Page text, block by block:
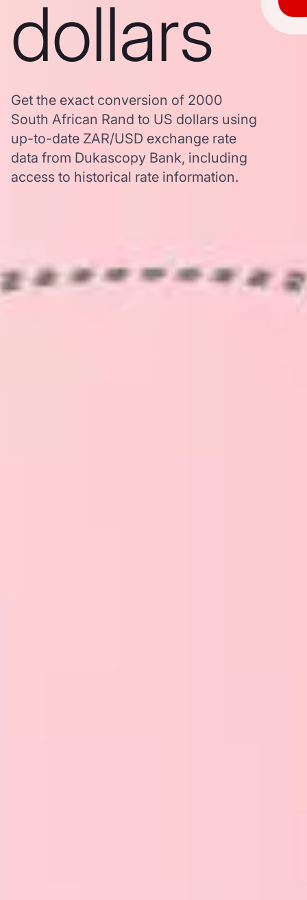
dollars
Get the exact conversion of 2000
South African Rand to US dollars using
up-to-date ZAR/USD exchange rate
data from Dukascopy Bank, including
access to historical rate information.